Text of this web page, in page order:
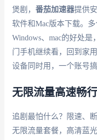
煲剧， 番茄加速器提供
软件和Mac版本下载。多
Windows、mac的好处
门手机继续看，回到家
设备同时用，一个账号
无限流量高速畅
追剧最怕什么？限速、
无限流量套餐，高清蓝